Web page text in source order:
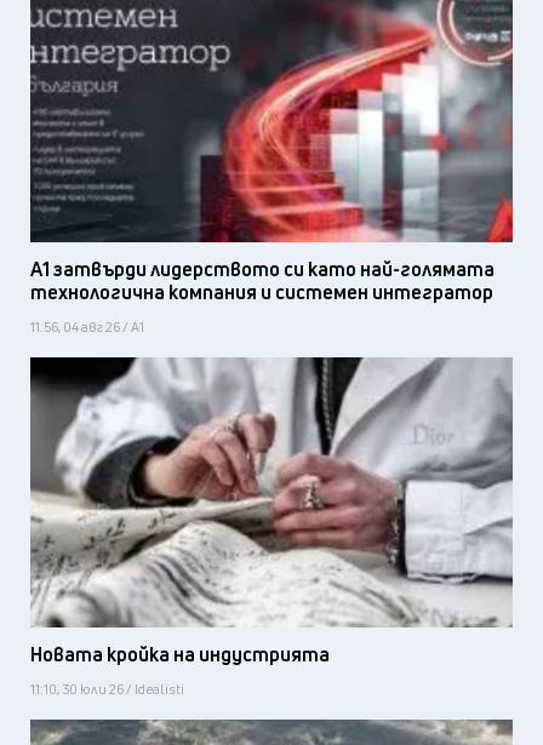
А1 затвърди лидерството си като най-голямата
технологична компания и системен интегратор
11:56, 04 авг 26 / А1
Новата кройка на индустрията
11:10, 30 юли 26 / Idealisti